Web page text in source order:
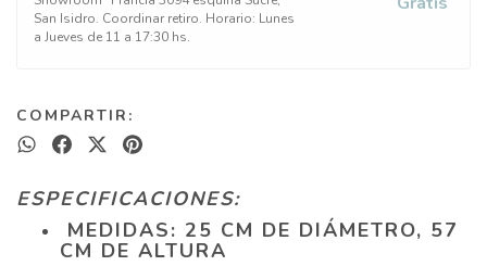
San Isidro. Coordinar retiro. Horario: Lunes
a Jueves de 11 a 17:30 hs.
COMPARTIR:
ESPECIFICACIONES:
MEDIDAS: 25 CM DE DIÁMETRO, 57
CM DE ALTURA